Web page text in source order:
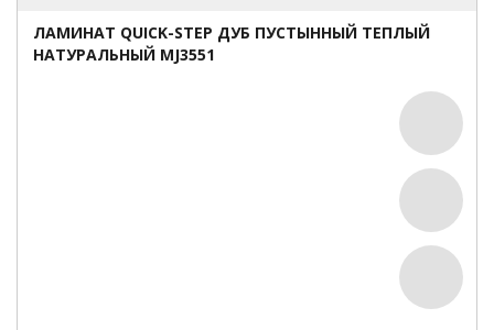
ЛАМИНАТ QUICK-STEP ДУБ ПУСТЫННЫЙ ТЕПЛЫЙ
НАТУРАЛЬНЫЙ MJ3551